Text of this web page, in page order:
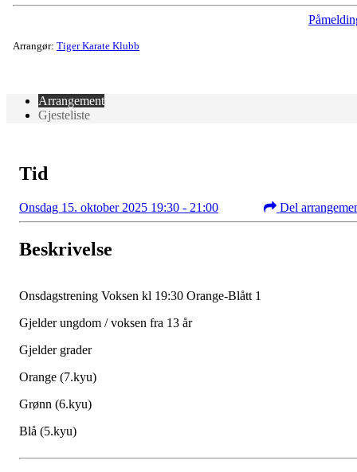
Arrangør: Tiger Karate Klubb
Arrangement
Gjesteliste
Tid
Onsdag 15. oktober 2025 19:30 - 21:00 Del
Beskrivelse
Onsdagstrening Voksen kl 19:30 Orange-Blått 1
Gjelder ungdom / voksen fra 13 år
Gjelder grader
Orange (7.kyu)
Grønn (6.kyu)
Blå (5.kyu)